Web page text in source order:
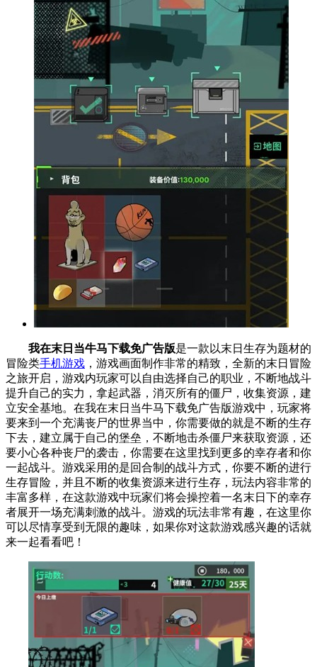
我在末日当牛马下载免广告版是一款以末日生存为题材的
冒险类手机游戏 ，游戏画面制作非常的精致，全新的末日冒险
之旅开启，游戏内玩家可以自由选择自己的职业，不断地战斗
提升自己的实力，拿起武器，消灭所有的僵尸，收集资源，建
立安全基地。在我在末日当牛马下载免广告版游戏中，玩家将
要来到一个充满丧尸的世界当中，你需要做的就是不断的生存
下去，建立属于自己的堡垒，不断地击杀僵尸来获取资源，还
要小心各种丧尸的袭击，你需要在这里找到更多的幸存者和你
一起战斗。游戏采用的是回合制的战斗方式，你要不断的进行
生存冒险，并且不断的收集资源来进行生存，玩法内容非常的
丰富多样，在这款游戏中玩家们将会操控着一名末日下的幸存
者展开一场充满刺激的战斗。游戏的玩法非常有趣，在这里你
可以尽情享受到无限的趣味，如果你对这款游戏感兴趣的话就
来一起看看吧！